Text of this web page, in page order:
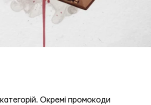
Окремі промокоди